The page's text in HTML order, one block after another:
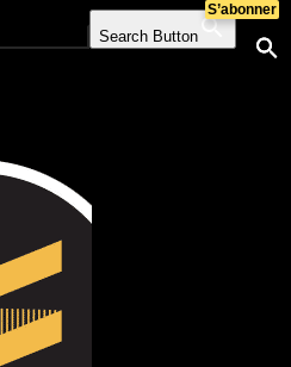
Search Button
S’abonner